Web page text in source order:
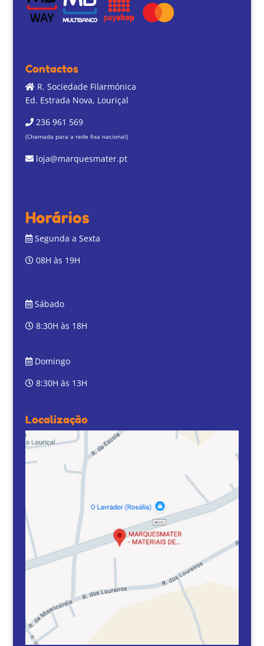
Contactos
R. Sociedade Filarmónica
Ed. Estrada Nova, Louriçal
236 961 569
(Chamada para a rede fixa nacional)
loja@marquesmater.pt
Horários
Segunda a Sexta
08H às 19H
Sábado
8:30H às 18H
Domingo
8:30H às 13H
Localização